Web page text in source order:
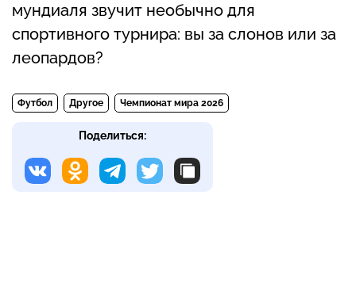
мундиаля звучит необычно для
спортивного турнира: вы за слонов или за
леопардов?
Футбол Другое Чемпионат мира 2026
Поделиться: